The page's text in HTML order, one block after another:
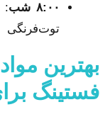
۸:۰۰ شب
:
توت‌فرنگی
بهترین
فستینگ